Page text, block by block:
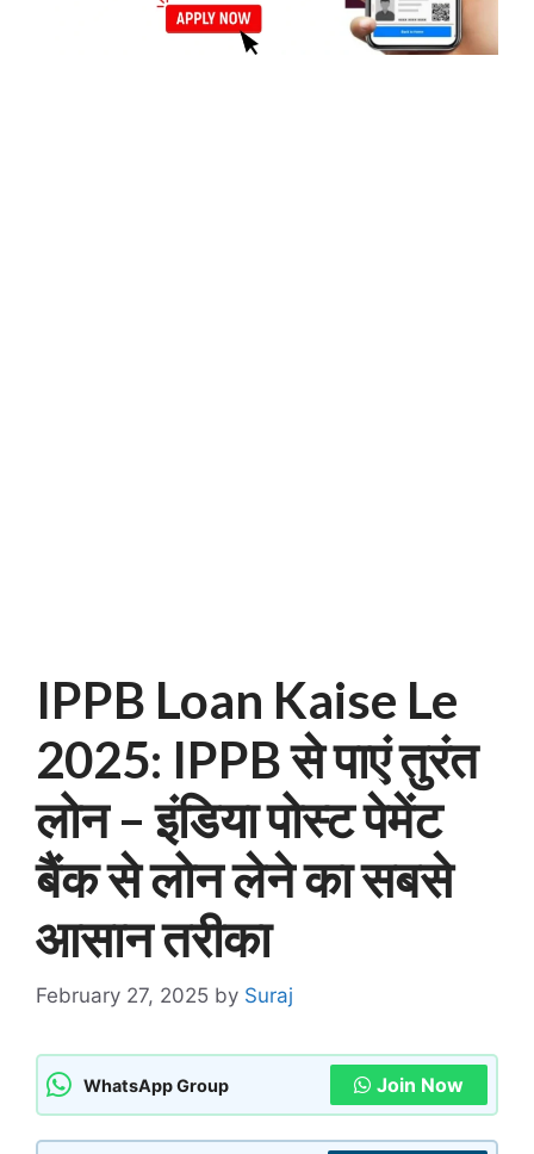
IPPB Loan Kaise Le
2025: IPPB से पाएं तुरंत
लोन – इंडिया पोस्ट पेमेंट
बैंक से लोन लेने का सबसे
आसान तरीका
February 27, 2025 by Suraj
WhatsApp Group Join Now